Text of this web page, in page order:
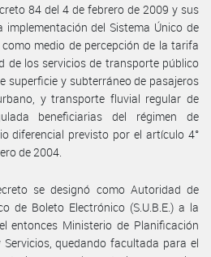
84 del 4 de febrero de 2009 y sus
del Sistema Único de
como medio de percepción de la tarifa
de los servicios de transporte público
superficie y subterráneo de pasajeros
y transporte fluvial regular de
beneficiarias del régimen de
diferencial previsto por el artículo 4°
de 2004.
se designó como Autoridad de
de Boleto Electrónico (S.U.B.E.) a la
entonces Ministerio de Planificación
quedando facultada para el